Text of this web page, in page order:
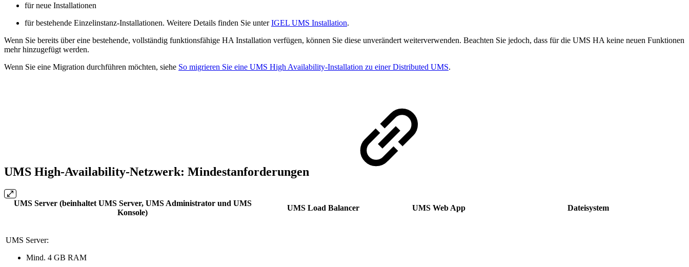
für neue Installationen
für bestehende Einzelinstanz-Installationen. Weitere Details finden Sie unterIGEL UMS Installation.
Wenn Sie bereits über eine bestehende, vollständig funktionsfähige HA Installation verfügen, können Sie diese unverändert weiterverwenden. Beachten Sie jedoch, dass für die UMS HA keine neuen Funktionen
mehr hinzugefügt werden.
Wenn Sie eine Migration durchführen möchten, siehe So migrieren Sie eine UMS High Availability-Installation zu einer Distributed UMS.
UMS High-Availability-Netzwerk: Mindestanforderungen
UMS Server (beinhaltet UMS Server, UMS Administrator und UMS
Konsole)
UMS Load Balancer UMS Web App Dateisystem
UMS Server:
Mind. 4 GB RAM